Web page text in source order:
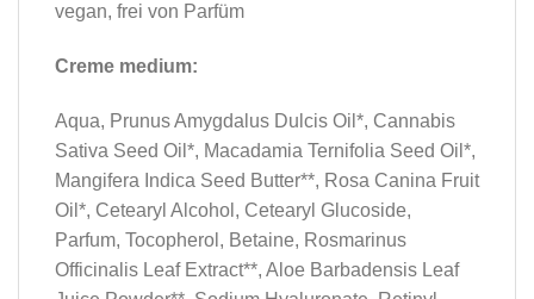
vegan, frei von Parfüm
Creme medium:
Aqua, Prunus Amygdalus Dulcis Oil*, Cannabis
Sativa Seed Oil*, Macadamia Ternifolia Seed Oil*,
Mangifera Indica Seed Butter**, Rosa Canina Fruit
Oil*, Cetearyl Alcohol, Cetearyl Glucoside,
Parfum, Tocopherol, Betaine, Rosmarinus
Officinalis Leaf Extract**, Aloe Barbadensis Leaf